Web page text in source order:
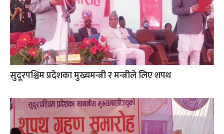
सुदूरपश्चिम प्रदेशका मुख्यमन्त्री र मन्त्रीले लिए शपथ